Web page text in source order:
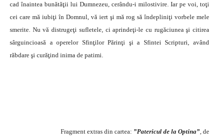
cad înaintea bunătăţii lui Dumnezeu, cerându-i milostivire. Iar pe voi, toţi
cei care mă iubiţi în Domnul, vă iert şi mă rog să îndepliniţi vorbele mele
smerite. Nu vă distrugeţi sufletele, ci aprindeţi-le cu rugăciunea şi citirea
sârguincioasă a operelor Sfinţilor Părinţi şi a Sfintei Scripturi, având
răbdare şi curăţind inima de patimi.
Fragment extras din cartea: ”Patericul de la Optina”, de